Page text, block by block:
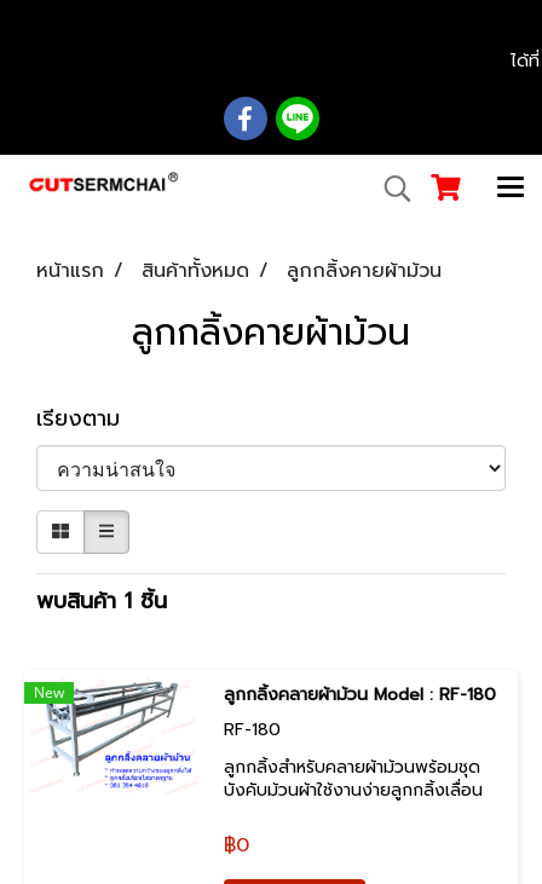
ได้
หน้าแรก สินค้าทั้งหมด ลูกกลิ้งคายผ้าม้วน
ลูกกลิ้งคายผ้าม้วน
เรียงตาม
พบสินค้า 1 ชิ้น
New
ลูกกลิ้งคลายผ้าม้วน Model : RF-180
RF-180
ลูกกลิ้งสำหรับคลายผ้าม้วนพร้อมชุด
บังคับม้วนผ้าใช้งานง่ายลูกกลิ้งเลื่อน
เคลือบสีฝุ่นอบ
฿0